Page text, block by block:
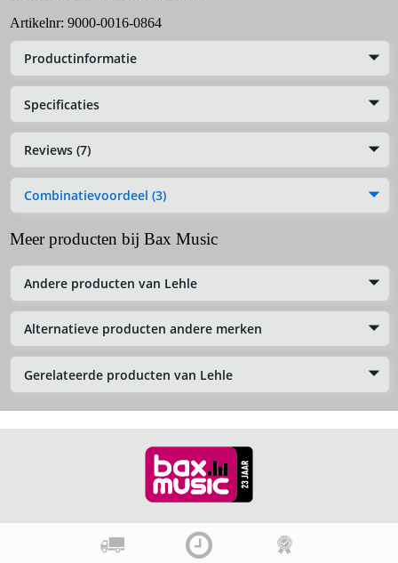
Artikelnr: 9000-0016-0864
Productinformatie
Specificaties
Reviews (7)
Combinatievoordeel (3)
Meer producten bij Bax Music
Andere producten van Lehle
Alternatieve producten andere merken
Gerelateerde producten van Lehle